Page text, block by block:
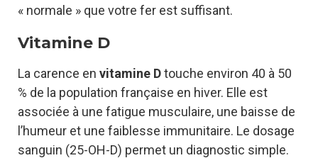
« normale » que votre fer est suffisant.
Vitamine D
La carence en vitamine Dtouche environ 40 à 50
% de la population française en hiver. Elle est
associée à une fatigue musculaire, une baisse de
l’humeur et une faiblesse immunitaire. Le dosage
sanguin (25-OH-D) permet un diagnostic simple.